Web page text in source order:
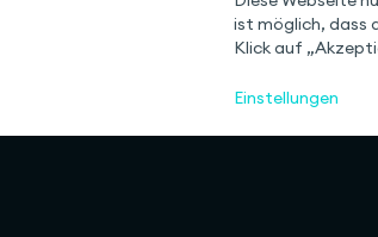
ist möglich, dass
Klick auf
Einstellungen